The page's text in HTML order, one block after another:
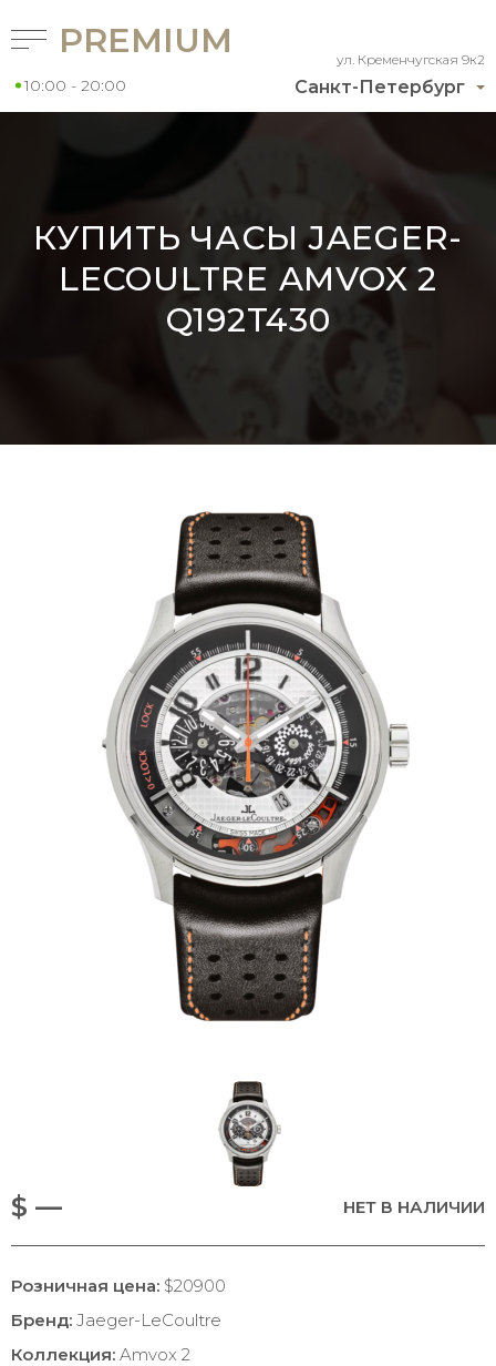
Санкт-Петербург
ул. Кременчугская 9к2
PREMIUM
10:00 - 20:00
КУПИТЬ ЧАСЫ JAEGER-
LECOULTRE AMVOX 2
Q192T430
$ — НЕТ В НАЛИЧИИ
Розничная цена: $20900
Бренд: Jaeger-LeCoultre
Коллекция: Amvox 2